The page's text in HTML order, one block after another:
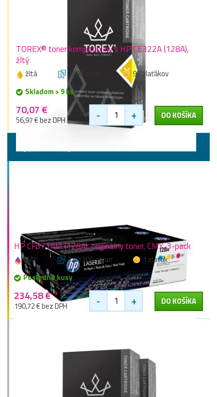
TOREX® toner kompatibilný s HP CE322A (128A),
žltý
žltá 1300 stran
96 zlaťákov
Skladom > 9 ks
70,07 €
56,97 € bez DPH - + DO KOŠÍKA
HP CF371AM (128A), originálny toner, CMY, 3-pack
CMY 3 × 1300 stran
1 zlaťák
Posledné kusy
234,58 €
190,72 € bez DPH - + DO KOŠÍKA